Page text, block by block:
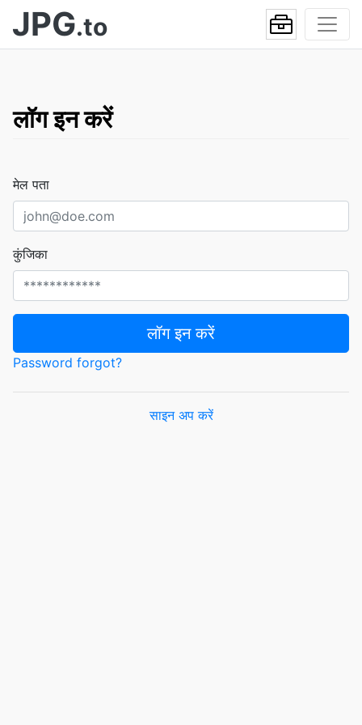
JPG.to
लॉग इन करें
मेल पता
कुंजिका
लॉग इन करें
Password forgot?
साइन अप करें